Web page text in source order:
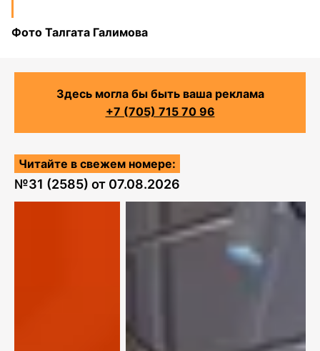
Фото Талгата Галимова
Здесь могла бы быть ваша реклама
+7 (705) 715 70 96
Читайте в свежем номере:
№31 (2585) от 07.08.2026